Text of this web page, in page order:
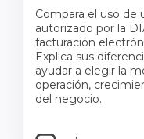
Compara el uso
autorizado por la
facturación
Explica sus
ayudar a elegir la
operación,
del negocio.